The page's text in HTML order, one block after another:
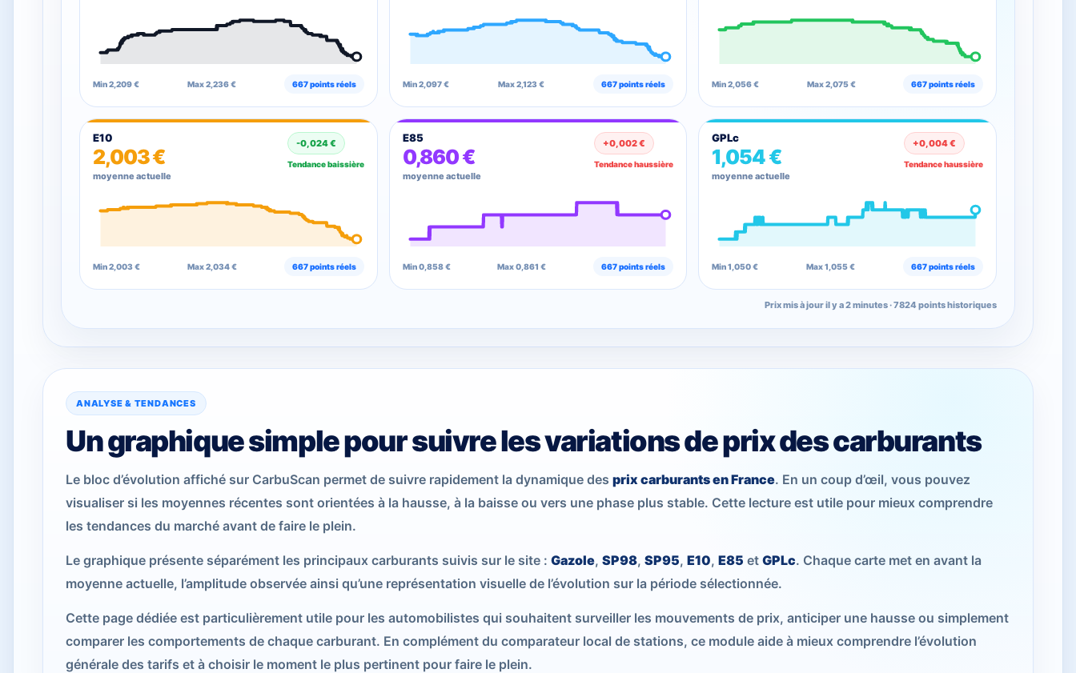
Min 2,209 € Max 2,236 € 667 points réels Min 2,097 € Max 2,123 € 667 points réels Min 2,056 € Max 2,075 € 667 points réels
E10
2,003 €
moyenne actuelle
-0,024 €
Tendance baissière
Min 2,003 € Max 2,034 € 667 points réels
E85
0,860 €
moyenne actuelle
+0,002 €
Tendance haussière
Min 0,858 € Max 0,861 € 667 points réels
GPLc
1,054 €
moyenne actuelle
+0,004 €
Tendance haussière
Min 1,050 € Max 1,055 € 667 points réels
Prix mis à jour il y a 2 minutes · 7824 points historiques
ANALYSE & TENDANCES
Un graphique simple pour suivre les variations de prix des carburants
Le bloc d’évolution affiché sur CarbuScan permet de suivre rapidement la dynamique des prix carburants en France. En un coup d’œil, vous pouvez
visualiser si les moyennes récentes sont orientées à la hausse, à la baisse ou vers une phase plus stable. Cette lecture est utile pour mieux comprendre
les tendances du marché avant de faire le plein.
Le graphique présente séparément les principaux carburants suivis sur le site : Gazole, SP98, SP95, E10, E85 et GPLc. Chaque carte met en avant la
moyenne actuelle, l’amplitude observée ainsi qu’une représentation visuelle de l’évolution sur la période sélectionnée.
Cette page dédiée est particulièrement utile pour les automobilistes qui souhaitent surveiller les mouvements de prix, anticiper une hausse ou simplement
comparer les comportements de chaque carburant. En complément du comparateur local de stations, ce module aide à mieux comprendre l’évolution
générale des tarifs et à choisir le moment le plus pertinent pour faire le plein.